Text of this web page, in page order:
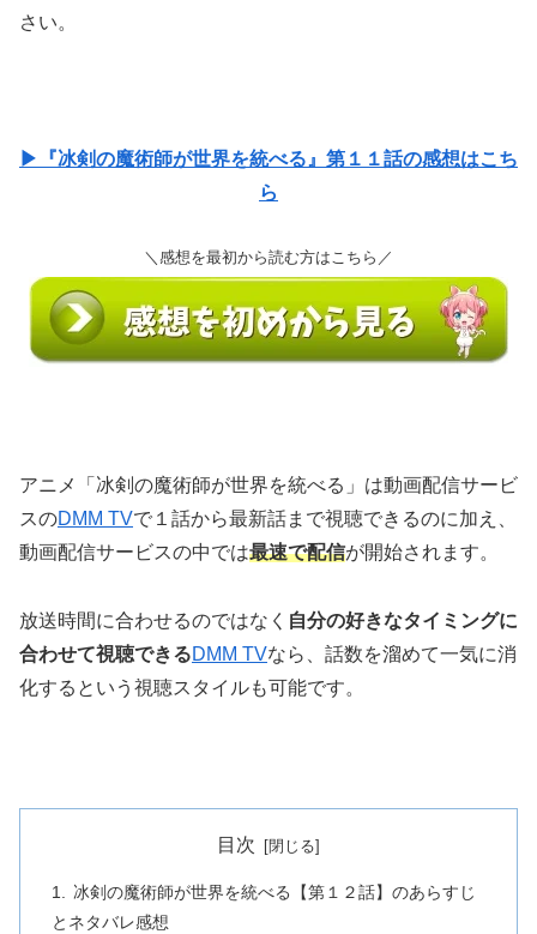
さい。
▶『冰剣の魔術師が世界を統べる』第１１話の感想はこち
ら
＼感想を最初から読む方はこちら／
アニメ「冰剣の魔術師が世界を統べる」は動画配信サービ
スのDMM TVで１話から最新話まで視聴できるのに加え、
動画配信サービスの中では最速で配信が開始されます。
放送時間に合わせるのではなく 自分の好きなタイミングに
合わせて視聴できるDMM TVなら、話数を溜めて一気に消
化するという視聴スタイルも可能です。
目次
冰剣の魔術師が世界を統べる【第１２話】のあらすじ
とネタバレ感想